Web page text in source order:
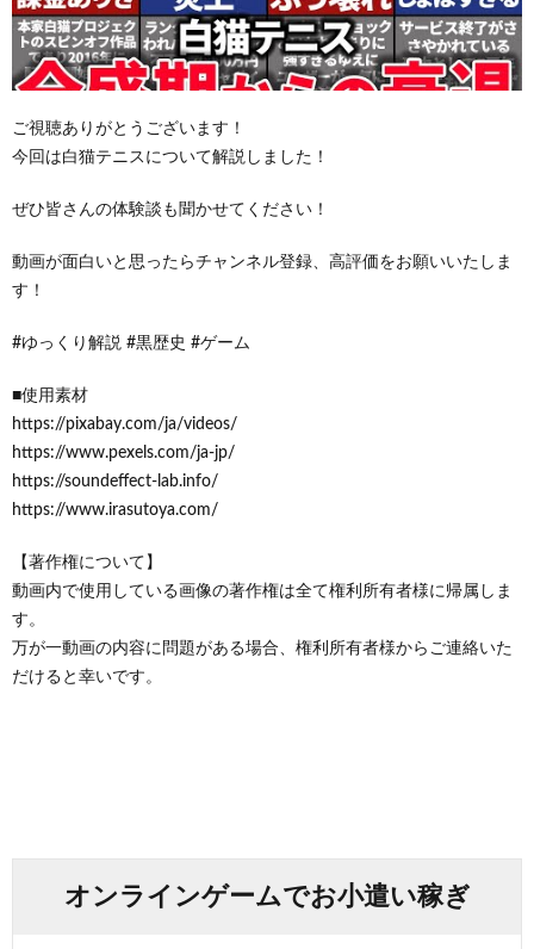
ご視聴ありがとうございます！
今回は白猫テニスについて解説しました！
ぜひ皆さんの体験談も聞かせてください！
動画が面白いと思ったらチャンネル登録、高評価をお願いいたしま
す！
#ゆっくり解説 #黒歴史 #ゲーム
■使用素材
https://pixabay.com/ja/videos/
https://www.pexels.com/ja-jp/
https://soundeffect-lab.info/
https://www.irasutoya.com/
【著作権について】
動画内で使用している画像の著作権は全て権利所有者様に帰属しま
す。
万が一動画の内容に問題がある場合、権利所有者様からご連絡いた
だけると幸いです。
オンラインゲームでお小遣い稼ぎ